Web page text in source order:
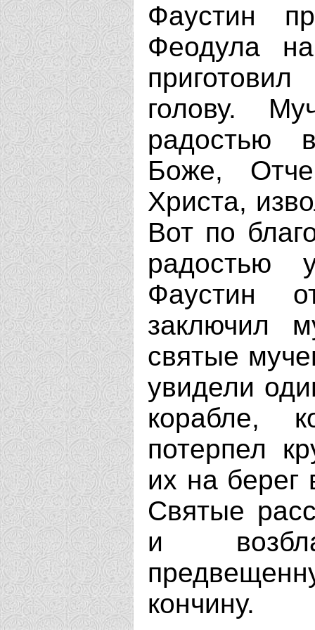
Фаустин
Феодула
голову.
радостью
Боже,
Христа,
Вот по
радостью
Фаустин
заключил
святые
увидели
корабле,
потерпел
их на
Святые
и
кончину.